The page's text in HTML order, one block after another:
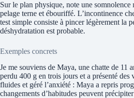
Sur le plan physique, note une somnolence
pelage terne et ébouriffé. L’incontinence
test simple consiste à pincer légèrement la
déshydratation est probable.
Exemples concrets
Je me souviens de Maya, une chatte de 11
perdu 400 g en trois jours et a présenté
fluides et géré l’anxiété : Maya a repris
changements d’habitudes peuvent